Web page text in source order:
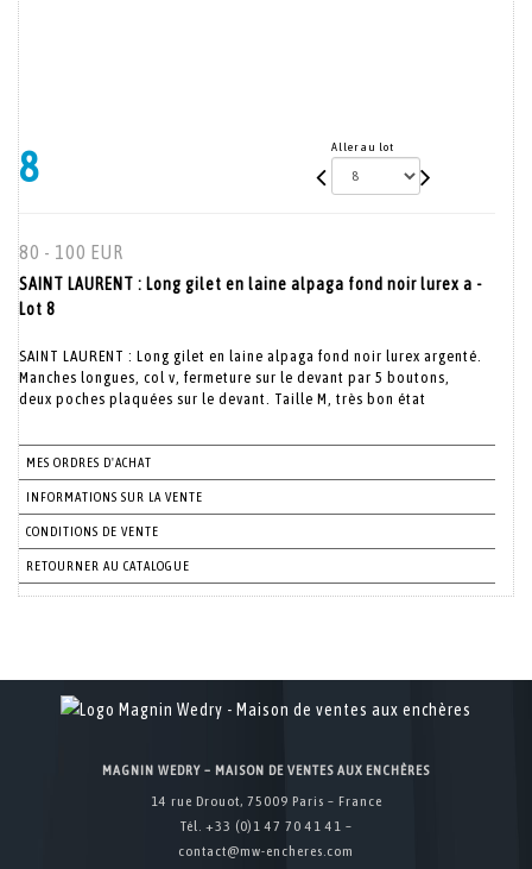
8 Aller au lot
80 - 100 EUR
SAINT LAURENT : Long gilet en laine alpaga fond noir lurex a -
Lot 8
SAINT LAURENT : Long gilet en laine alpaga fond noir lurex argenté.
Manches longues, col v, fermeture sur le devant par 5 boutons,
deux poches plaquées sur le devant. Taille M, très bon état
MES ORDRES D'ACHAT
INFORMATIONS SUR LA VENTE
CONDITIONS DE VENTE
RETOURNER AU CATALOGUE
MAGNIN WEDRY – MAISON DE VENTES AUX ENCHÈRES
14 rue Drouot, 75009 Paris – France
Tél. +33 (0)1 47 70 41 41 –
contact@mw-encheres.com